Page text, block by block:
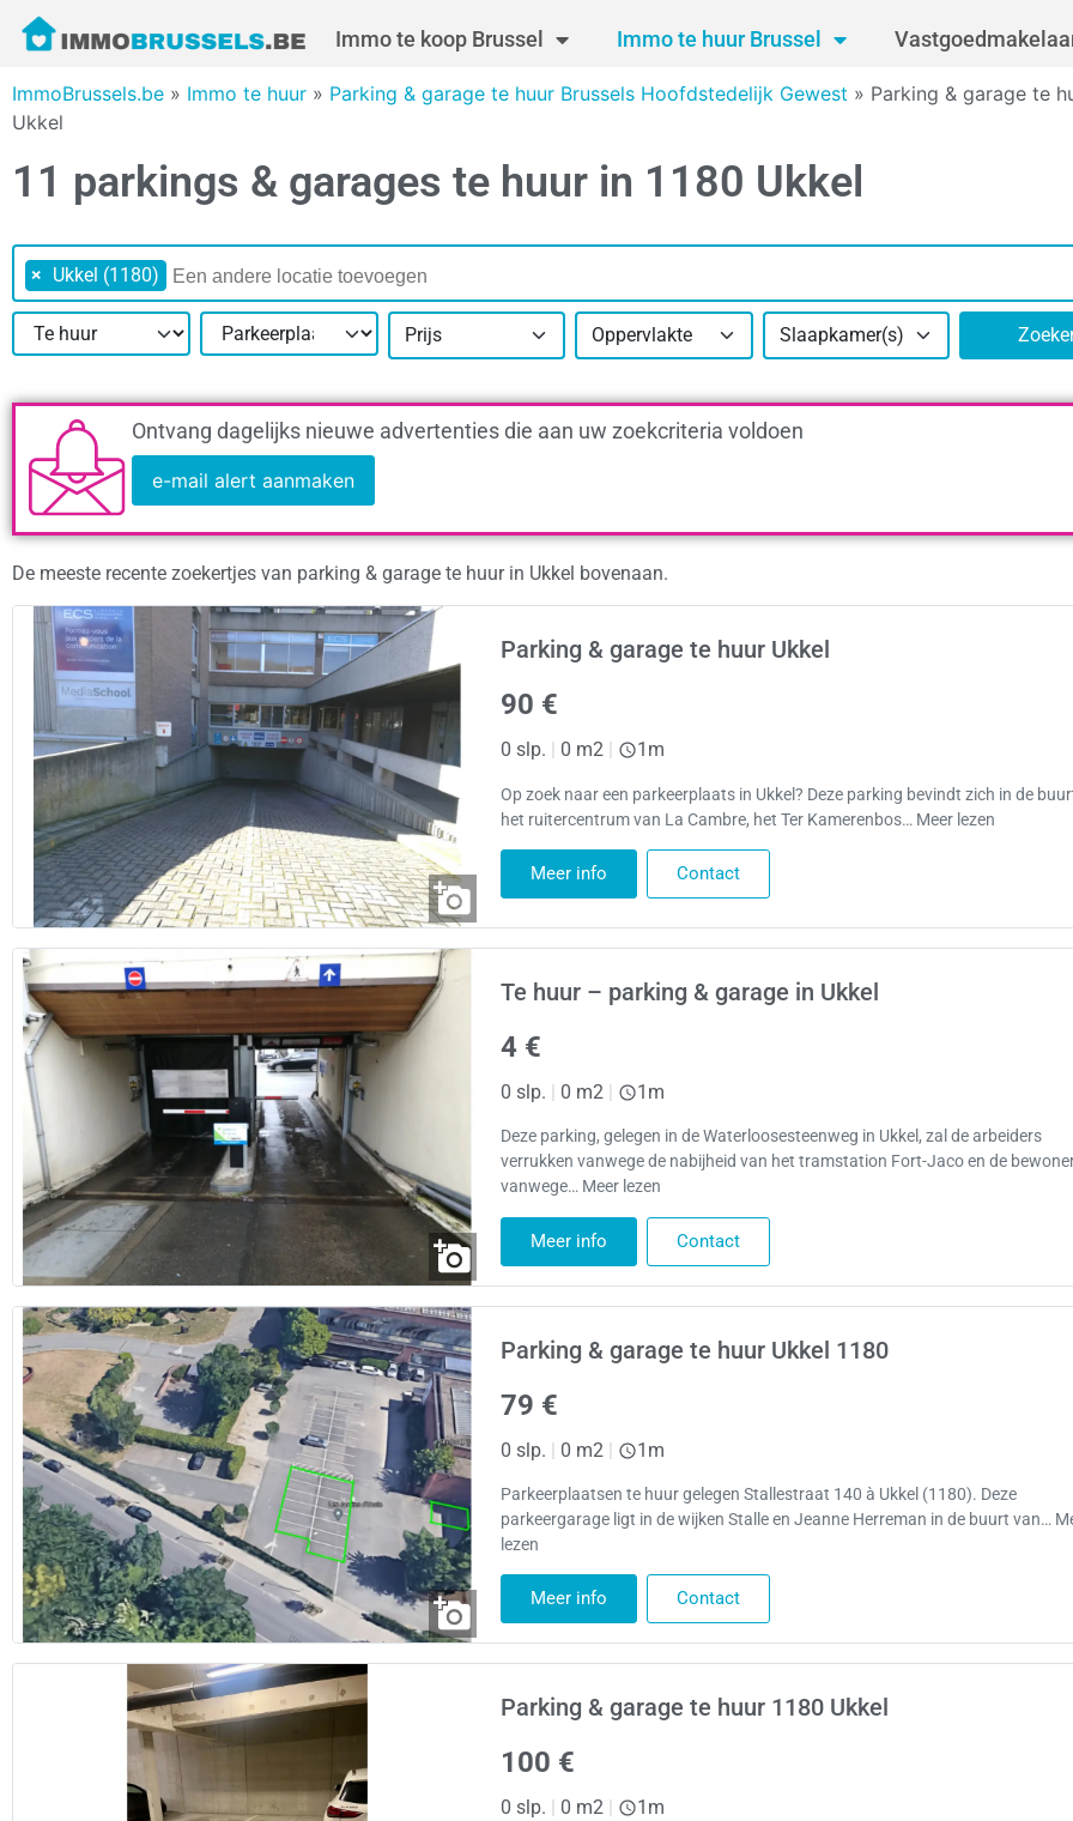
Immo te koop Brussel Immo te huur Brussel
ImmoBrussels.be » Immo te huur » Parking & garage te huur Brussels Hoofdstedelijk Gewest » Parking & garage te
Ukkel
11 parkings & garages te huur in 1180 Ukkel
× Ukkel (1180)
Prijs Oppervlakte Slaapkamer(s)
Ontvang dagelijks nieuwe advertenties die aan uw zoekcriteria voldoen
e-mail alert aanmaken
De meeste recente zoekertjes van parking & garage te huur in Ukkel bovenaan.
Parking & garage te huur Ukkel
90 €
0 slp. 0 m2 1m
Op zoek naar een parkeerplaats in Ukkel? Deze parking bevindt zich in de
het ruitercentrum van La Cambre, het Ter Kamerenbos… Meer lezen
Meer info Contact
Te huur – parking & garage in Ukkel
4 €
0 slp. | 0 m2 | 1m
Deze parking, gelegen in de Waterloosesteenweg in Ukkel, zal de arbeiders
verrukken vanwege de nabijheid van het tramstation Fort-Jaco en de
vanwege… Meer lezen
Meer info Contact
Parking & garage te huur Ukkel 1180
79 €
0 slp. | 0 m2 | 1m
Parkeerplaatsen te huur gelegen Stallestraat 140 à Ukkel (1180). Deze
parkeergarage ligt in de wijken Stalle en Jeanne Herreman in de buurt van…
lezen
Meer info Contact
Parking & garage te huur 1180 Ukkel
100 €
0 slp. 0 m2 1m